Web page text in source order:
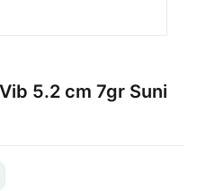
5.2 cm 7gr Suni